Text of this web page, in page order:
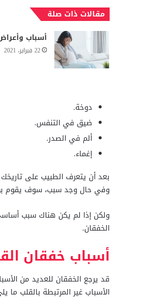
مقالات ذات صلة
أسباب
22 فبراير، 2021
دوخة.
ضيق في التنفس.
ألم في الصدر.
إغماء.
بعد أن يتعرف الطبيب على
وفي حال وجد سبب، سوف يقوم
ولكن إذا لم يكن هناك سبب
الخفقان.
أسباب خفقان
قد يرجع الخفقان للعديد من
الأسباب غير المرتبطة بالقلب ما